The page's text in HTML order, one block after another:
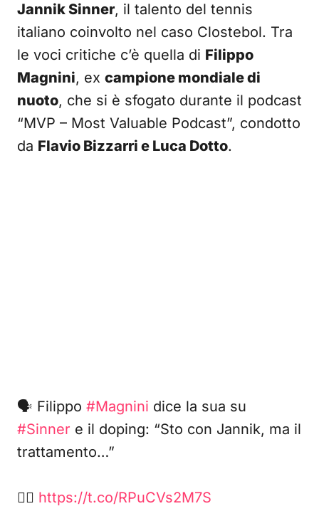
Jannik Sinner, il talento del tennis
italiano coinvolto nel caso Clostebol. Tra
le voci critiche c’è quella di Filippo
Magnini, ex campione mondiale di
nuoto, che si è sfogato durante il podcast
“MVP – Most Valuable Podcast”, condotto
da Flavio Bizzarri e Luca Dotto.
🗣️ Filippo #Magnini dice la sua su
#Sinner e il doping: “Sto con Jannik, ma il
trattamento…”
👉🏻 https://t.co/RPuCVs2M7S